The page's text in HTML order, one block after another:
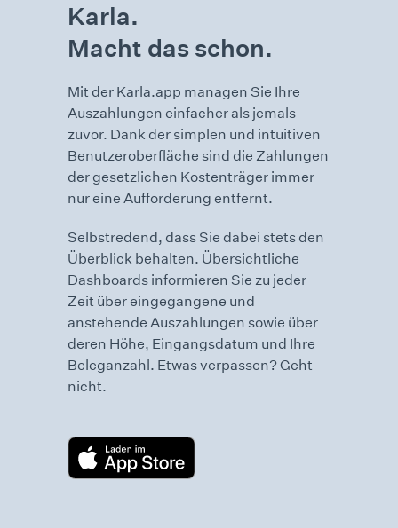
Karla.
Macht das schon.
Mit der Karla.app managen Sie Ihre
Auszahlungen einfacher als jemals
zuvor. Dank der simplen und intuitiven
Benutzeroberfläche sind die Zahlungen
der gesetzlichen Kostenträger immer
nur eine Aufforderung entfernt.
Selbstredend, dass Sie dabei stets den
Überblick behalten. Übersichtliche
Dashboards informieren Sie zu jeder
Zeit über eingegangene und
anstehende Auszahlungen sowie über
deren Höhe, Eingangsdatum und Ihre
Beleganzahl. Etwas verpassen? Geht
nicht.